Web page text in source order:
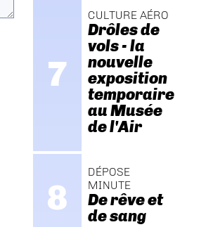
CULTURE AÉRO
Drôles de
vols - la
nouvelle
exposition
temporaire
au Musée
de l'Air
DÉPOSE
MINUTE
De rêve et
de sang